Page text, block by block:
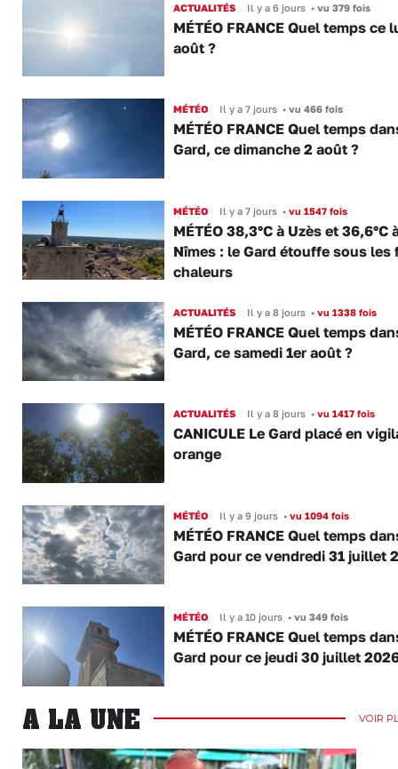
ACTUALITÉS Il y a 6 jours •vu 379 fois
MÉTÉO FRANCE Quel temps ce
août ?
MÉTÉO Il y a 7 jours •vu 466 fois
MÉTÉO FRANCE Quel temps
Gard, ce dimanche 2 août ?
MÉTÉO Il y a 7 jours •vu 1547 fois
MÉTÉO 38,3°C à Uzès et 36,6°C
Nîmes : le Gard étouffe sous les
chaleurs
ACTUALITÉS Il y a 8 jours •vu 1338 fois
MÉTÉO FRANCE Quel temps
Gard, ce samedi 1er août ?
ACTUALITÉS Il y a 8 jours •vu 1417 fois
CANICULE Le Gard placé en
orange
MÉTÉO Il y a 9 jours •vu 1094 fois
MÉTÉO FRANCE Quel temps
Gard pour ce vendredi 31 juillet
MÉTÉO Il y a 10 jours •vu 349 fois
MÉTÉO FRANCE Quel temps
Gard pour ce jeudi 30 juillet
A LA UNE VOIR